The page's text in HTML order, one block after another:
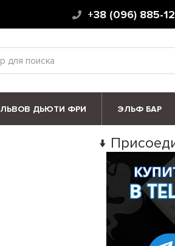
+38 (096) 885-
ЛЬВОВ ДЬЮТИ ФРИ ЭЛЬФ БАР
↓